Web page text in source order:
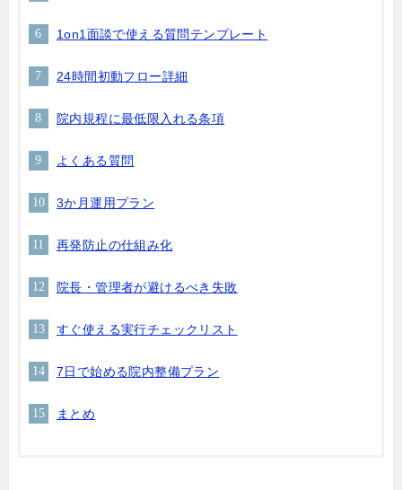
1on1面談で使える質問テンプレート
24時間初動フロー詳細
院内規程に最低限入れる条項
よくある質問
3か月運用プラン
再発防止の仕組み化
院長・管理者が避けるべき失敗
すぐ使える実行チェックリスト
7日で始める院内整備プラン
まとめ